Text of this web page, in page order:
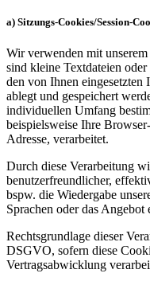
a) Sitzungs-Cookies/Session-
Wir verwenden mit
sind kleine Textdateien
den von Ihnen
ablegt und gespeichert
individuellen Umfang
beispielsweise Ihre
Adresse, verarbeitet.
Durch diese Verarbeitung
benutzerfreundlicher,
bspw. die Wiedergabe
Sprachen oder das
Rechtsgrundlage dieser
DSGVO, sofern diese
Vertragsabwicklung